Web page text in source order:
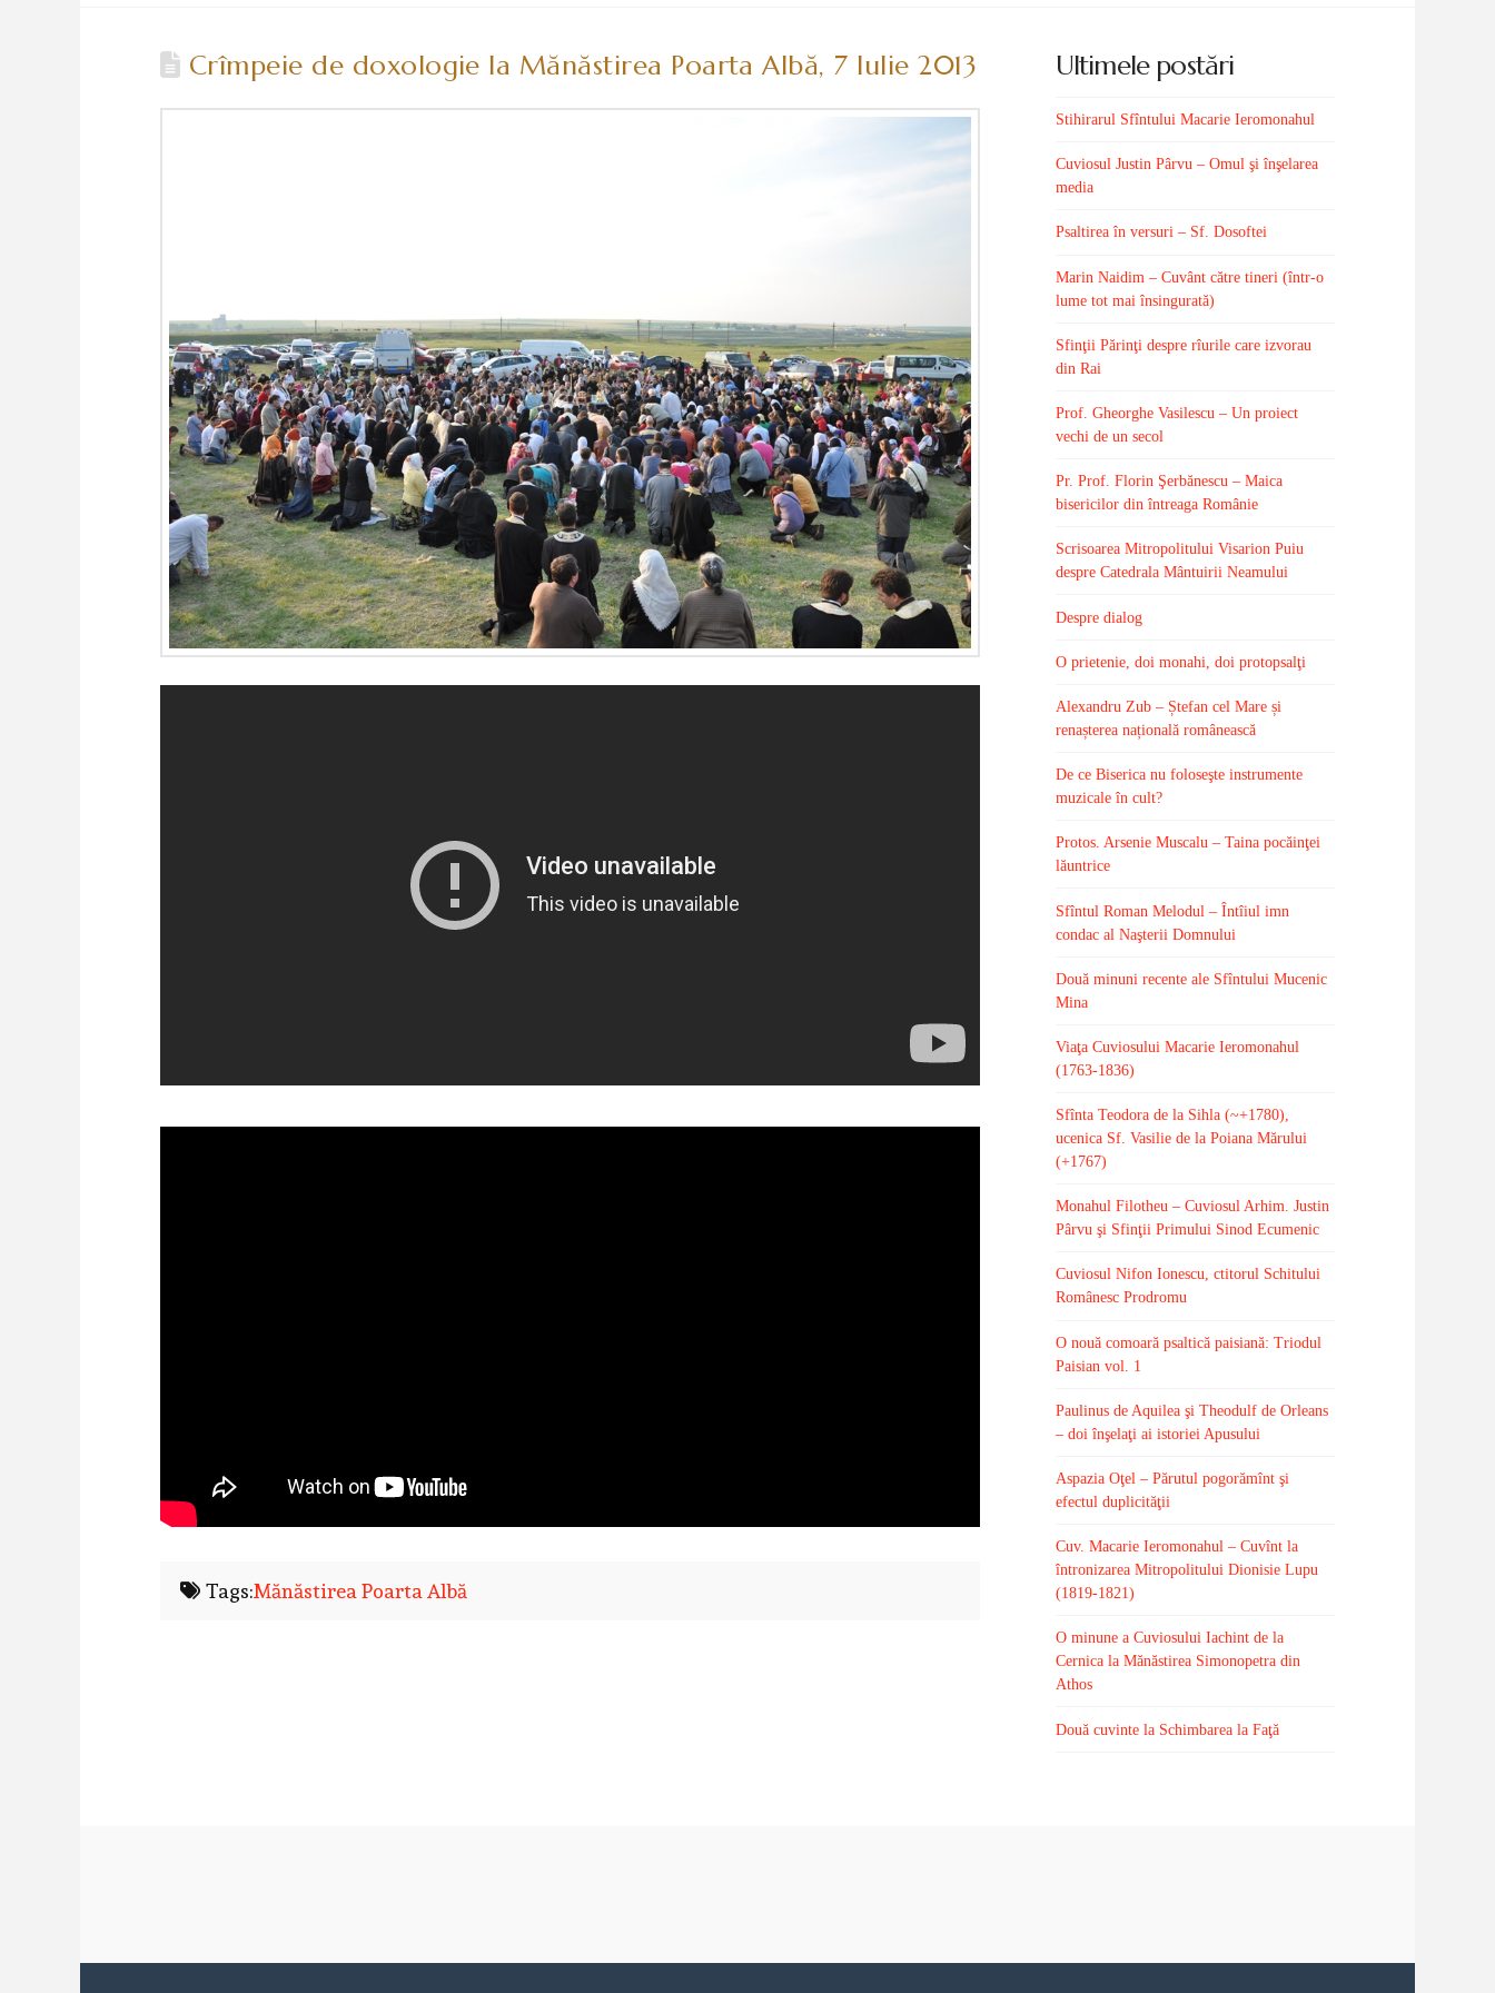
Crîmpeie de doxologie la Mănăstirea Poarta Albă, 7 Iulie 2013
Tags:Mănăstirea Poarta Albă
Ultimele postări
Stihirarul Sfîntului Macarie Ieromonahul
Cuviosul Justin Pârvu – Omul şi înşelarea
media
Psaltirea în versuri – Sf. Dosoftei
Marin Naidim – Cuvânt către tineri (într-o
lume tot mai însingurată)
Sfinţii Părinţi despre rîurile care izvorau
din Rai
Prof. Gheorghe Vasilescu – Un proiect
vechi de un secol
Pr. Prof. Florin Şerbănescu – Maica
bisericilor din întreaga Românie
Scrisoarea Mitropolitului Visarion Puiu
despre Catedrala Mântuirii Neamului
Despre dialog
O prietenie, doi monahi, doi protopsalţi
Alexandru Zub – Ștefan cel Mare și
renașterea națională românească
De ce Biserica nu foloseşte instrumente
muzicale în cult?
Protos. Arsenie Muscalu – Taina pocăinţei
lăuntrice
Sfîntul Roman Melodul – Întîiul imn
condac al Naşterii Domnului
Două minuni recente ale Sfîntului Mucenic
Mina
Viaţa Cuviosului Macarie Ieromonahul
(1763-1836)
Sfînta Teodora de la Sihla (~+1780),
ucenica Sf. Vasilie de la Poiana Mărului
(+1767)
Monahul Filotheu – Cuviosul Arhim. Justin
Pârvu şi Sfinţii Primului Sinod Ecumenic
Cuviosul Nifon Ionescu, ctitorul Schitului
Românesc Prodromu
O nouă comoară psaltică paisiană: Triodul
Paisian vol. 1
Paulinus de Aquilea şi Theodulf de Orleans
– doi înşelaţi ai istoriei Apusului
Aspazia Oţel – Părutul pogorămînt şi
efectul duplicităţii
Cuv. Macarie Ieromonahul – Cuvînt la
întronizarea Mitropolitului Dionisie Lupu
(1819-1821)
O minune a Cuviosului Iachint de la
Cernica la Mănăstirea Simonopetra din
Athos
Două cuvinte la Schimbarea la Faţă